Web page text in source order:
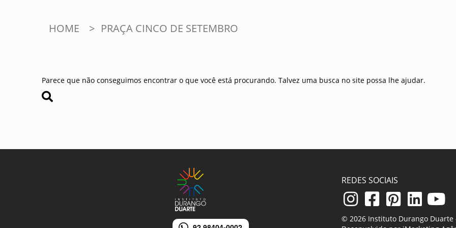
HOME > PRAÇA CINCO DE SETEMBRO
Parece que não conseguimos encontrar o que você está procurando. Talvez uma busca no site possa lhe ajudar.
REDES SOCIAIS
© 2026 Instituto Durango Duarte